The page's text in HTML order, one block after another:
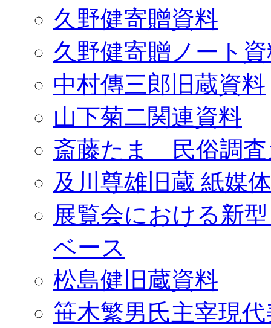
久野健寄贈資料
久野健寄贈ノート
中村傳三郎旧蔵資料
山下菊二関連資料
斎藤たま 民俗調査
及川尊雄旧蔵 紙媒
展覧会における新
ベース
松島健旧蔵資料
笹木繁男氏主宰現